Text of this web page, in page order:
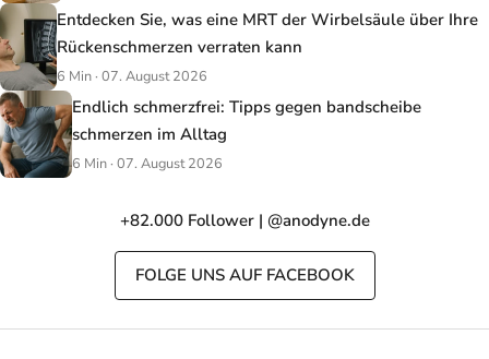
Entdecken Sie, was eine MRT der Wirbelsäule über Ihre
Rückenschmerzen verraten kann
6 Min · 07. August 2026
Endlich schmerzfrei: Tipps gegen bandscheibe
schmerzen im Alltag
6 Min · 07. August 2026
+82.000 Follower | @anodyne.de
FOLGE UNS AUF FACEBOOK